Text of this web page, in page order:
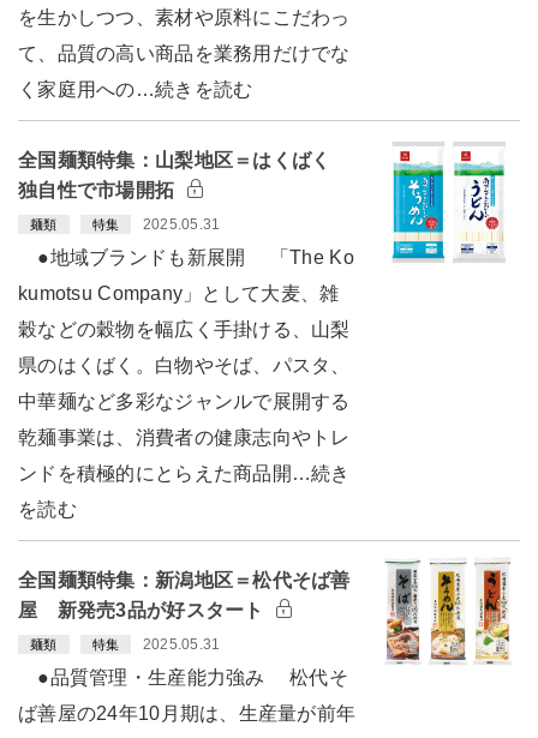
を生かしつつ、素材や原料にこだわっ
て、品質の高い商品を業務用だけでな
く家庭用への…続きを読む
全国麺類特集：山梨地区＝はくばく
独自性で市場開拓
麺類 特集 2025.05.31
●地域ブランドも新展開 「The Ko
kumotsu Company」として大麦、雑
穀などの穀物を幅広く手掛ける、山梨
県のはくばく。白物やそば、パスタ、
中華麺など多彩なジャンルで展開する
乾麺事業は、消費者の健康志向やトレ
ンドを積極的にとらえた商品開…続き
を読む
全国麺類特集：新潟地区＝松代そば善
屋 新発売3品が好スタート
麺類 特集 2025.05.31
●品質管理・生産能力強み 松代そ
ば善屋の24年10月期は、生産量が前年